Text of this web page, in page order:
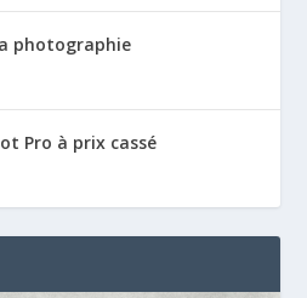
photographie
Pro à prix cassé